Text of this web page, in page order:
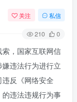
关注 私信
210 0
，国家互联网信
违法行为进行立
反《网络安全
违法违规行为事